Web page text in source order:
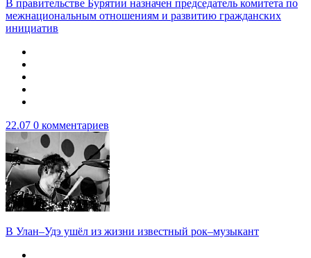
В правительстве Бурятии назначен председатель комитета по
межнациональным отношениям и развитию гражданских
инициатив
22.07 0 комментариев
В Улан–Удэ ушёл из жизни известный рок–музыкант